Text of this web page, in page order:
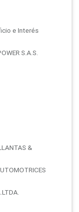
e Interés
S.A.S.
&